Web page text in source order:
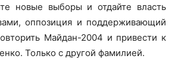
новые выборы и отдайте власть
оппозиция и поддерживающий
Майдан-2004 и привести к
Только с другой фамилией.